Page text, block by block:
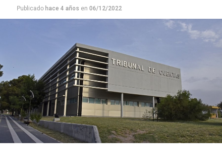
Publicado hace 4 años en 06/12/2022